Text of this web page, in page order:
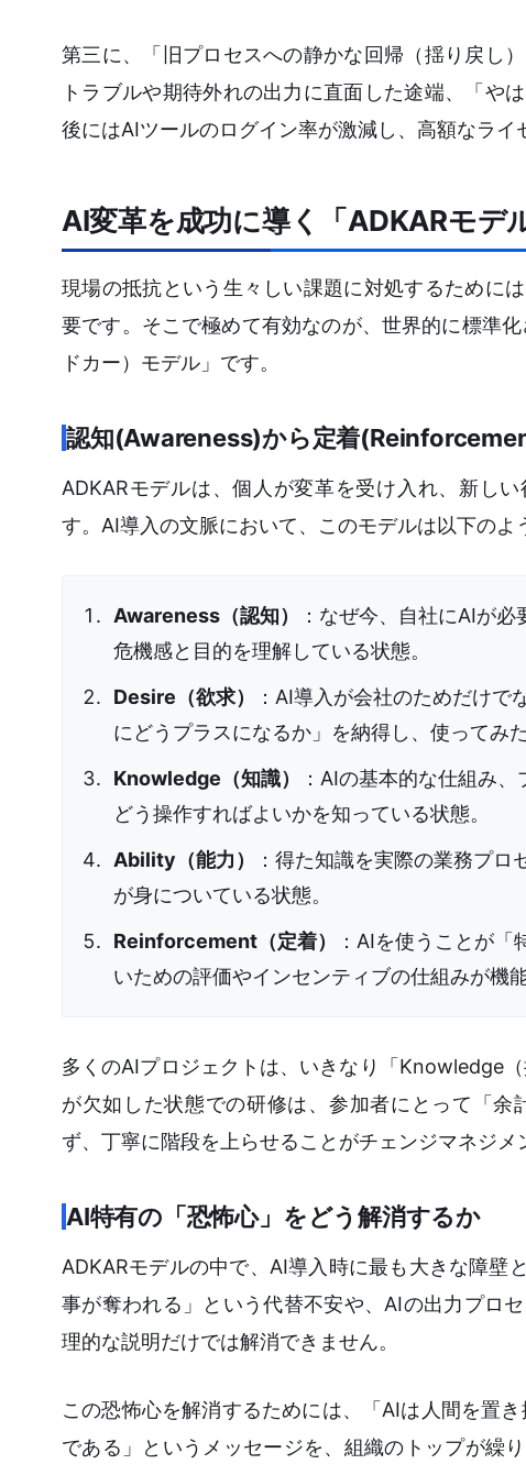
第三に、「旧プロセスへの静かな回帰（揺り戻し
トラブルや期待外れの出力に直面した途端、「や
後にはAIツールのログイン率が激減し、高額なライ
AI変革を成功に導く「ADKARモデ
現場の抵抗という生々しい課題に対処するために
要です。そこで極めて有効なのが、世界的に標準
ドカー）モデル」です。
認知(Awareness)から定着
ADKARモデルは、個人が変革を受け入れ、新し
す。AI導入の文脈において、このモデルは以下のよ
Awareness（認知）
：なぜ今、自社にAIが
危機感と目的を理解している状態。
Desire（欲求）
：AI導入が会社のためだけ
にどうプラスになるか」を納得し、使ってみ
Knowledge（知識）
：AIの基本的な仕組み
どう操作すればよいかを知っている状態。
Ability（能力）
：得た知識を実際の業務プ
が身についている状態。
Reinforcement（定着）
：AIを使うことが
いための評価やインセンティブの仕組みが機
多くのAIプロジェクトは、いきなり「Knowledge
が欠如した状態での研修は、参加者にとって「
ず、丁寧に階段を上らせることがチェンジマネジメ
AI特有の「恐怖心」をどう解消するか
ADKARモデルの中で、AI導入時に最も大きな障壁
事が奪われる」という代替不安や、AIの出力プロ
理的な説明だけでは解消できません。
この恐怖心を解消するためには、「AIは人間を置
である」というメッセージを、組織のトップが繰